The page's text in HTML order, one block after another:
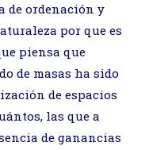
de ordenación y
por que es
piensa que
de masas ha sido
de espacios
las que a
de ganancias